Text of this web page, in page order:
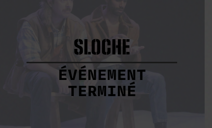
SLOCHE
ÉVÉNEMENT
TERMINÉ